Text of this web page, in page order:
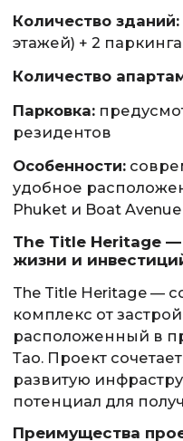
Количество зданий:
этажей) + 2 паркинга
Количество
Парковка:
резидентов
Особенности:
удобное
Phuket и Boat Avenue
The Title Heritage
жизни и
The Title Heritage —
комплекс от
расположенный в
Тао. Проект
развитую
потенциал для
Преимущества